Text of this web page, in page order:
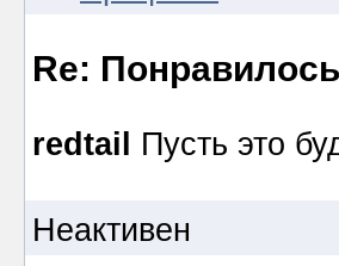
Re:
redtail Пусть это
Неактивен